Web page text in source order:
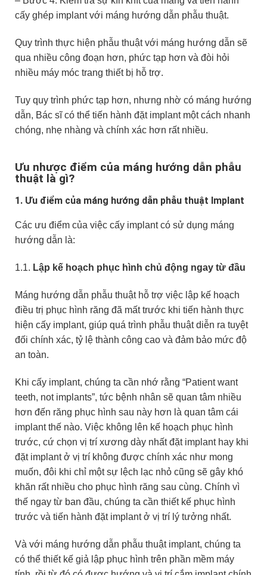
cấy ghép implant với máng hướng dẫn phẫu thuật.
Quy trình thực hiện phẫu thuật với máng hướng dẫn sẽ
qua nhiều công đoạn hơn, phức tạp hơn và đòi hỏi
nhiều máy móc trang thiết bị hỗ trợ.
Tuy quy trình phức tạp hơn, nhưng nhờ có máng hướng
dẫn, Bác sĩ có thể tiến hành đặt implant một cách nhanh
chóng, nhẹ nhàng và chính xác hơn rất nhiều.
Ưu nhược điểm của máng hướng dẫn phẫu
thuật là gì?
1. Ưu điểm của máng hướng dẫn phẫu thuật Implant
Các ưu điểm của việc cấy implant có sử dụng máng
hướng dẫn là:
1.1. Lập kế hoạch phục hình chủ động ngay từ đầu
Máng hướng dẫn phẫu thuật hỗ trợ việc lập kế hoạch
điều trị phục hình răng đã mất trước khi tiến hành thực
hiện cấy implant, giúp quá trình phẫu thuật diễn ra tuyệt
đối chính xác, tỷ lệ thành công cao và đảm bảo mức độ
an toàn.
Khi cấy implant, chúng ta cần nhớ rằng “Patient want
teeth, not implants”, tức bệnh nhân sẽ quan tâm nhiều
hơn đến răng phục hình sau này hơn là quan tâm cái
implant thế nào. Việc không lên kế hoạch phục hình
trước, cứ chọn vị trí xương dày nhất đặt implant hay khi
đặt implant ở vị trí không được chính xác như mong
muốn, đôi khi chỉ một sự lệch lạc nhỏ cũng sẽ gây khó
khăn rất nhiều cho phục hình răng sau cùng. Chính vì
thế ngay từ ban đầu, chúng ta cần thiết kế phục hình
trước và tiến hành đặt implant ở vị trí lý tưởng nhất.
Và với máng hướng dẫn phẫu thuật implant, chúng ta
có thể thiết kế giả lập phục hình trên phần mềm máy